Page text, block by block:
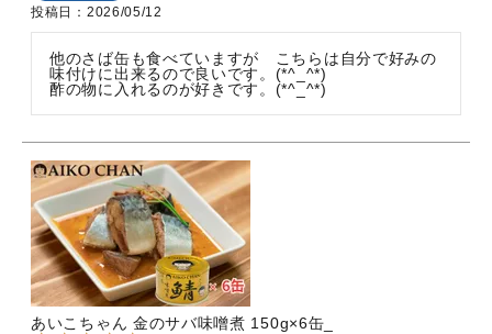
投稿日 2026/05/12
他のさば缶も食べていますが　こちらは自分で好みの
味付けに出来るので良いです。(*^_^*)
酢の物に入れるのが好きです。(*^_^*)
あいこちゃん 金のサバ味噌煮 150g×6缶_